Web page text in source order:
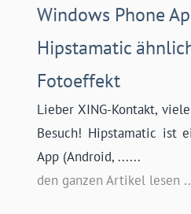
Windows Phone
Hipstamatic
Fotoeffekt
Lieber XING-Kontakt,
Besuch! Hipstamatic ist
App (Android, ......
den ganzen Artikel lesen